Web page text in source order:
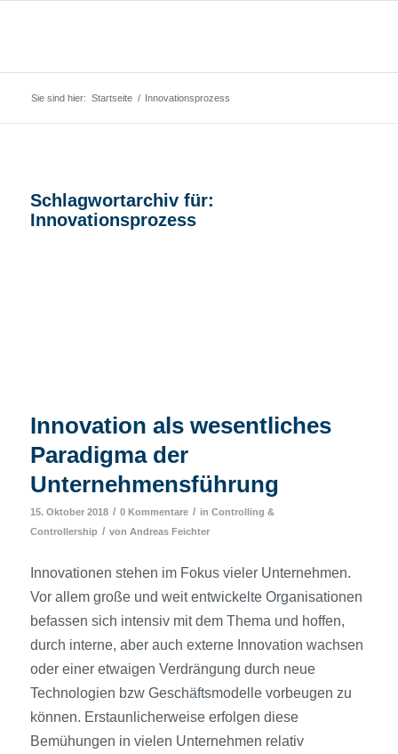
Sie sind hier: Startseite / Innovationsprozess
Schlagwortarchiv für:
Innovationsprozess
Innovation als wesentliches
Paradigma der
Unternehmensführung
15. Oktober 2018 / 0 Kommentare / in Controlling &
Controllership / von Andreas Feichter
Innovationen stehen im Fokus vieler Unternehmen.
Vor allem große und weit entwickelte Organisationen
befassen sich intensiv mit dem Thema und hoffen,
durch interne, aber auch externe Innovation wachsen
oder einer etwaigen Verdrängung durch neue
Technologien bzw Geschäftsmodelle vorbeugen zu
können. Erstaunlicherweise erfolgen diese
Bemühungen in vielen Unternehmen relativ